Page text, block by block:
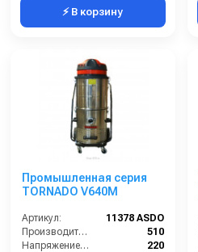
⚡ В корзину
Промышленная серия
TORNADO V640M
Артикул:
11378 ASDO
Производительность (м3/час):
510
Напряжение (В):
220